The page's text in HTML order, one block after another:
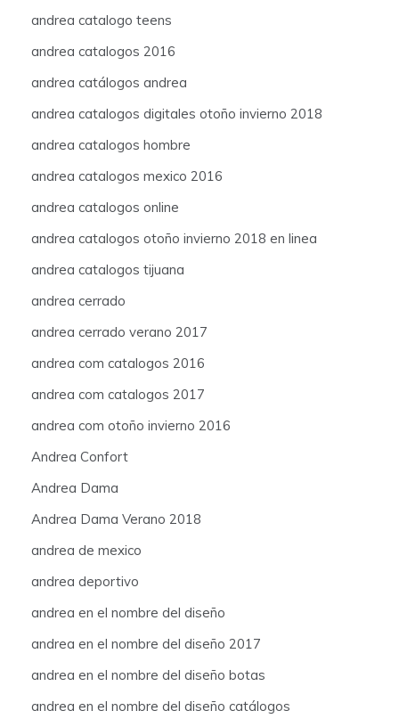
andrea catalogo teens
andrea catalogos 2016
andrea catálogos andrea
andrea catalogos digitales otoño invierno 2018
andrea catalogos hombre
andrea catalogos mexico 2016
andrea catalogos online
andrea catalogos otoño invierno 2018 en linea
andrea catalogos tijuana
andrea cerrado
andrea cerrado verano 2017
andrea com catalogos 2016
andrea com catalogos 2017
andrea com otoño invierno 2016
Andrea Confort
Andrea Dama
Andrea Dama Verano 2018
andrea de mexico
andrea deportivo
andrea en el nombre del diseño
andrea en el nombre del diseño 2017
andrea en el nombre del diseño botas
andrea en el nombre del diseño catálogos